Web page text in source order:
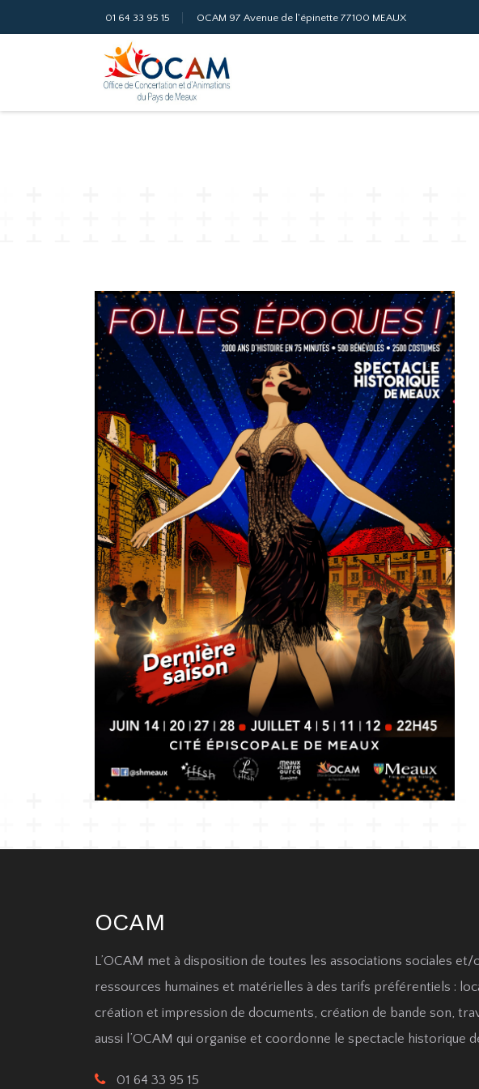
01 64 33 95 15 OCAM 97 Avenue de l'épinette 77100 MEAUX
OCAM
L’OCAM met à disposition de toutes les associations sociales
ressources humaines et matérielles à des tarifs préférentiels :
création et impression de documents, création de bande son,
aussi l’OCAM qui organise et coordonne le spectacle historique
01 64 33 95 15